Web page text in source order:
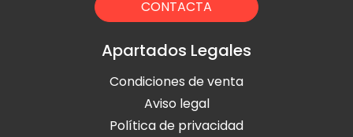
CONTACTA
Apartados Legales
Condiciones de venta
Aviso legal
Política de privacidad